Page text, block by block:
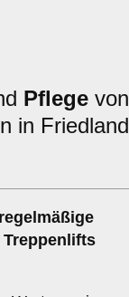
Pflege von
in Friedland